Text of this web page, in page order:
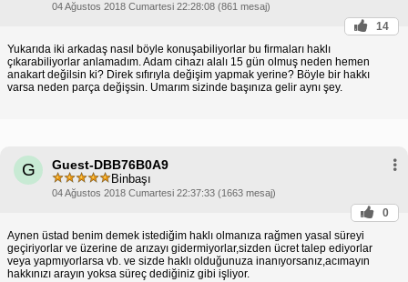
04 Ağustos 2018 Cumartesi 22:28:08 (861 mesaj)
14
Yukarıda iki arkadaş nasıl böyle konuşabiliyorlar bu firmaları haklı
çıkarabiliyorlar anlamadım. Adam cihazı alalı 15 gün olmuş neden hemen
anakart değilsin ki? Direk sıfırıyla değişim yapmak yerine? Böyle bir hakkı
varsa neden parça değişsin. Umarım sizinde başınıza gelir aynı şey.
G Guest-DBB76B0A9
Binbaşı
04 Ağustos 2018 Cumartesi 22:37:33 (1663 mesaj)
0
Aynen üstad benim demek istediğim haklı olmanıza rağmen yasal süreyi
geçiriyorlar ve üzerine de arızayı gidermiyorlar,sizden ücret talep ediyorlar
veya yapmıyorlarsa vb. ve sizde haklı olduğunuza inanıyorsanız,acımayın
hakkınızı arayın yoksa süreç dediğiniz gibi işliyor.